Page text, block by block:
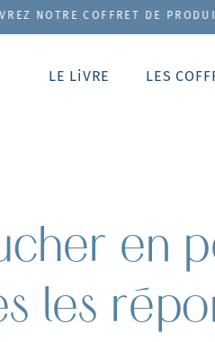
COFFRET DE PRODUITS
LE LiVRE LES
en
les